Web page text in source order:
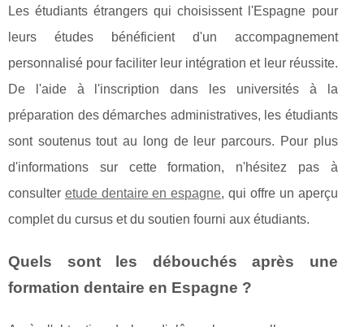
Les étudiants étrangers qui choisissent l'Espagne pour
leurs études bénéficient d'un accompagnement
personnalisé pour faciliter leur intégration et leur réussite.
De l'aide à l'inscription dans les universités à la
préparation des démarches administratives, les étudiants
sont soutenus tout au long de leur parcours. Pour plus
d'informations sur cette formation, n'hésitez pas à
consulter etude dentaire en espagne, qui offre un aperçu
complet du cursus et du soutien fourni aux étudiants.
Quels sont les débouchés après une
formation dentaire en Espagne ?